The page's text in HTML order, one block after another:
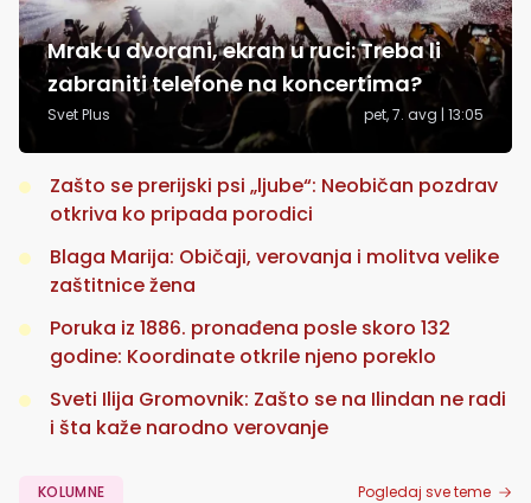
Mrak u dvorani, ekran u ruci: Treba li
zabraniti telefone na koncertima?
Svet Plus pet, 7. avg | 13:05
Zašto se prerijski psi „ljube“: Neobičan pozdrav
otkriva ko pripada porodici
Blaga Marija: Običaji, verovanja i molitva velike
zaštitnice žena
Poruka iz 1886. pronađena posle skoro 132
godine: Koordinate otkrile njeno poreklo
Sveti Ilija Gromovnik: Zašto se na Ilindan ne radi
i šta kaže narodno verovanje
KOLUMNE Pogledaj sve teme